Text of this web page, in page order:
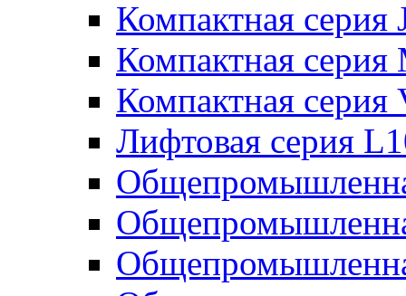
Компактная серия
Компактная серия
Компактная серия
Лифтовая серия